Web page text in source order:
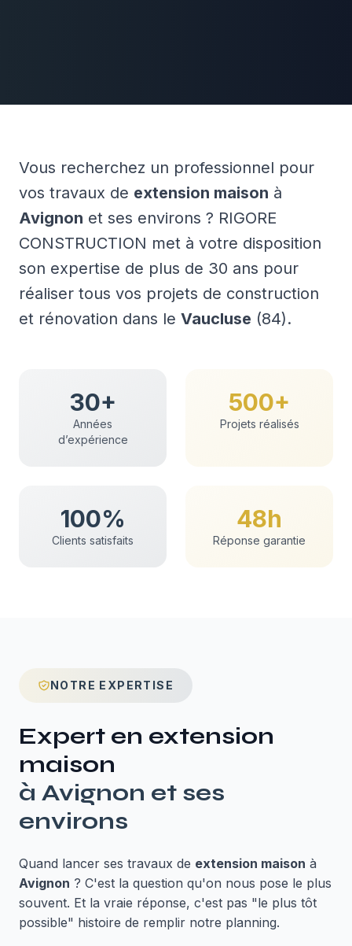
Vous recherchez un professionnel pour
vos travaux de extension maison à
Avignon et ses environs ? RIGORE
CONSTRUCTION met à votre disposition
son expertise de plus de 30 ans pour
réaliser tous vos projets de construction
et rénovation dans le Vaucluse (84).
30+
Années
d’expérience
500+
Projets réalisés
100%
Clients satisfaits
48h
Réponse garantie
NOTRE EXPERTISE
Expert en extension
maison
à Avignon et ses
environs
Quand lancer ses travaux de extension maison à
Avignon ? C'est la question qu'on nous pose le plus
souvent. Et la vraie réponse, c'est pas "le plus tôt
possible" histoire de remplir notre planning.